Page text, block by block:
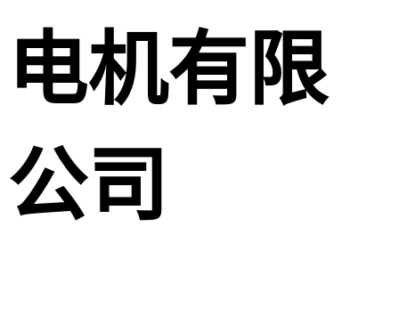
电机有限
公司